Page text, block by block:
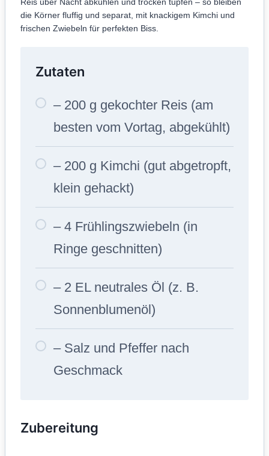
die Körner fluffig und separat, mit knackigem Kimchi und
frischen Zwiebeln für perfekten Biss.
Zutaten
– 200 g gekochter Reis (am
besten vom Vortag, abgekühlt)
– 200 g Kimchi (gut abgetropft,
klein gehackt)
– 4 Frühlingszwiebeln (in
Ringe geschnitten)
– 2 EL neutrales Öl (z. B.
Sonnenblumenöl)
– Salz und Pfeffer nach
Geschmack
Zubereitung